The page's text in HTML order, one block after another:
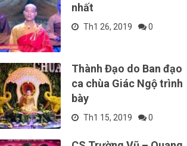
nhất
Th1 26, 2019 0
Thành Đạo do Ban đạo
ca chùa Giác Ngộ trình
bày
Th1 15, 2019 0